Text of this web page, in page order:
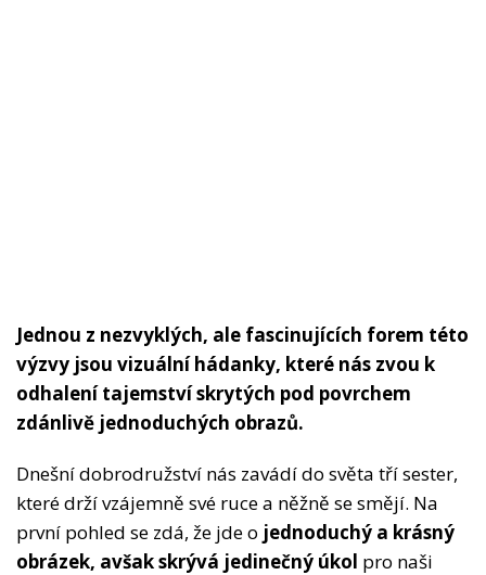
Jednou z nezvyklých, ale fascinujících forem této
výzvy jsou vizuální hádanky, které nás zvou k
odhalení tajemství skrytých pod povrchem
zdánlivě jednoduchých obrazů.
Dnešní dobrodružství nás zavádí do světa tří sester,
které drží vzájemně své ruce a něžně se smějí. Na
první pohled se zdá, že jde o jednoduchý a krásný
obrázek, avšak skrývá jedinečný úkol pro naši